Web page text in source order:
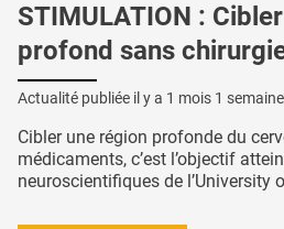
STIMULATION :
profond sans
Actualité publiée il y a 1 mois 1 semaine
Cibler une région profonde du
médicaments, c’est l’objectif
neuroscientifiques de l’University